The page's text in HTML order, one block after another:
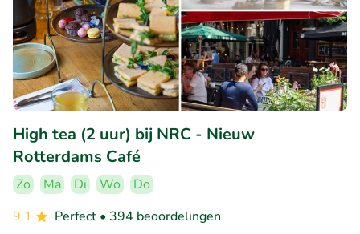
High tea (2 uur) bij NRC - Nieuw
Rotterdams Café
Zo Ma Di Wo
Do
9.1
Perfect • 394 beoordelingen